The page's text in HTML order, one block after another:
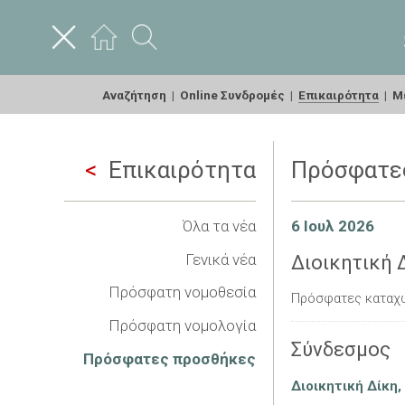
Αναζήτηση | Online Συνδρομές | Επικαιρότητα |
Επικαιρότητα
Όλα τα νέα
Γενικά νέα
Πρόσφατη νομοθεσία
Πρόσφατη νομολογία
Πρόσφατες προσθήκες
6 Ιουλ 2026
Διοικητική
Πρόσφατες
Σύνδεσμος
Διοικητική